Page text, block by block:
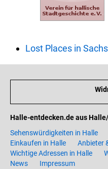
Lost Places in
Halle-entdecken.de aus
Sehenswürdigkeiten in Halle
Einkaufen in Halle
Anbieter
Wichtige Adressen in Halle
News
Impressum